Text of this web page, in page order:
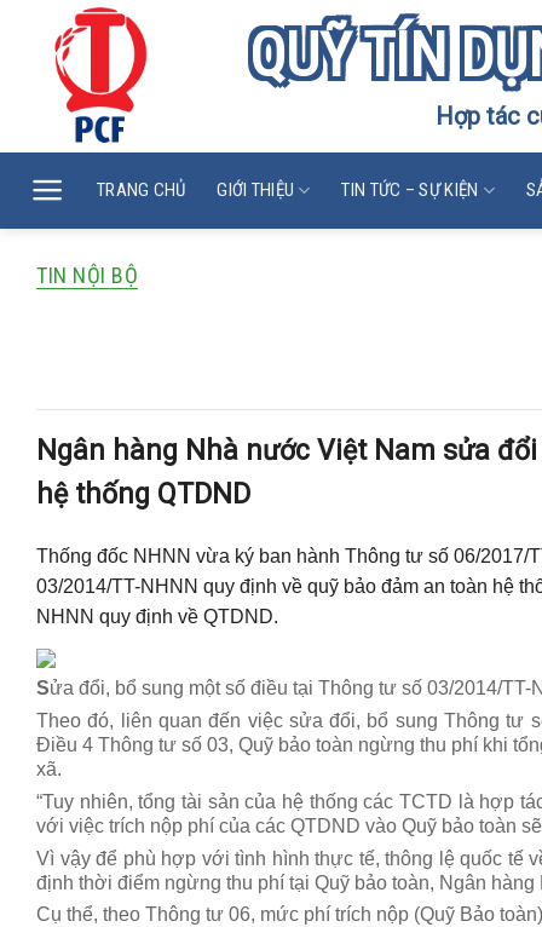
content
QUỸ TÍN
Hợp tác
TRANG CHỦ GIỚI THIỆU TIN TỨC – SỰ KIỆN
TIN NỘI BỘ
Ngân hàng Nhà nước Việt Nam sửa
hệ thống QTDND
Thống đốc NHNN vừa ký ban hành Thông tư số 06/
03/2014/TT-NHNN quy định về quỹ bảo đảm an toàn hệ
NHNN quy định về QTDND.
Sửa đổi, bổ sung một số điều tại Thông tư số 03/2014/TT-
Theo đó, liên quan đến việc sửa đổi, bổ sung Thông tư
Điều 4 Thông tư số 03, Quỹ bảo toàn ngừng thu phí khi
xã.
“Tuy nhiên, tổng tài sản của hệ thống các TCTD là hợp
với việc trích nộp phí của các QTDND vào Quỹ bảo toàn
Vì vậy để phù hợp với tình hình thực tế, thông lệ quốc tế
định thời điểm ngừng thu phí tại Quỹ bảo toàn, Ngân
Cụ thể, theo Thông tư 06, mức phí trích nộp (Quỹ Bảo